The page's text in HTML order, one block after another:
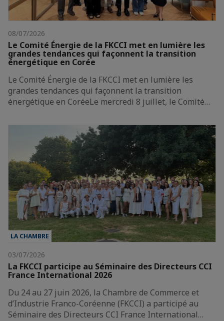
08/07/2026
Le Comité Énergie de la FKCCI met en lumière les
grandes tendances qui façonnent la transition
énergétique en Corée
Le Comité Énergie de la FKCCI met en lumière les
grandes tendances qui façonnent la transition
énergétique en CoréeLe mercredi 8 juillet, le Comité…
LA CHAMBRE
03/07/2026
La FKCCI participe au Séminaire des Directeurs CCI
France International 2026
Du 24 au 27 juin 2026, la Chambre de Commerce et
d’Industrie Franco-Coréenne (FKCCI) a participé au
Séminaire des Directeurs CCI France International…